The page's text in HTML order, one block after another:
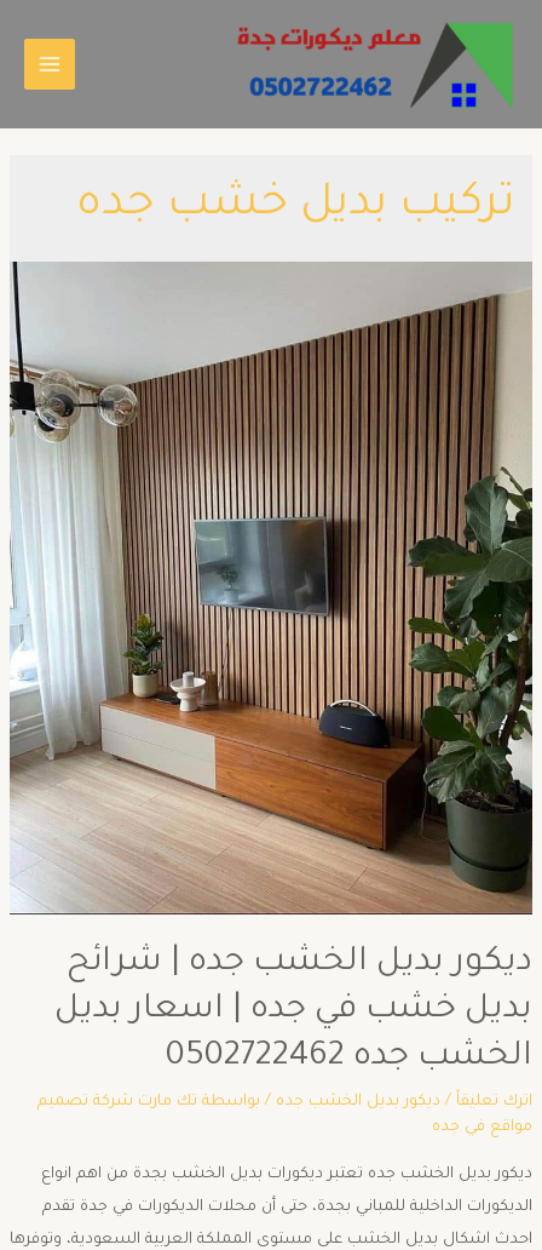
تركيب بديل خشب جده
ديكور بديل الخشب جده | شرائح
بديل خشب في جده | اسعار بديل
الخشب جده 0502722462
اترك تعليقاً / ديكور بديل الخشب جده / بواسطة تك مارت شركة تصميم
مواقع في جده
ديكور بديل الخشب جده تعتبر ديكورات بديل الخشب بجدة من اهم انواع
الديكورات الداخلية للمباني بجدة، حتى أن محلات الديكورات في جدة تقدم
احدث اشكال بديل الخشب على مستوى المملكة العربية السعودية، وتوفرها